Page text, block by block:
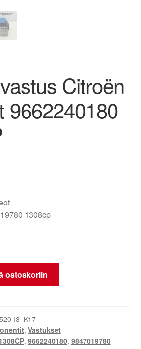
Citroën
9662240180
1308cp
ostoskoriin
I3_K17
, Vastukset
1308CP, 9662240180, 9847019780